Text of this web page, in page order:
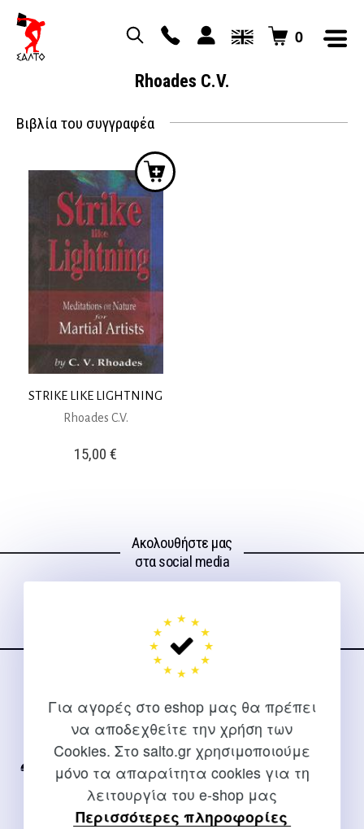
Για αγορές στο eshop μας θα πρέπει
να αποδεχθείτε την χρήση των
Cookies. Στο salto.gr χρησιμοποιούμε
μόνο τα απαραίτητα cookies για τη
λειτουργία του e-shop μας
Περισσότερες πληροφορίες
0
Rhoades C.V.
Βιβλία του συγγραφέα
STRIKE LIKE LIGHTNING
Rhoades C.V.
15,00€
Ακολουθήστε μας
στα social media
Για διευκρινίσεις και υποστήριξη παραγγελιών μέσω του
2310 267108
info@salto.gr